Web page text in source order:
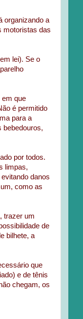
organizando a
motoristas das
lei). Se o
em que
é permitido
para a
bebedouros,
por todos.
limpas,
danos
como as
trazer um
de
bilhete, a
que
e de tênis
chegam, os